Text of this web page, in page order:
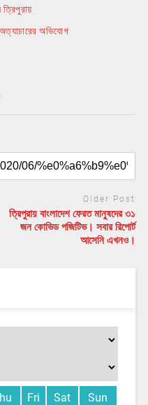
অভিযোগ
Older Post
ত্রিপুরায় বাংলাদেশ ফেরত মানুষদের ৩১
জন কোভিড পজিটিভ। সবার রিপোর্ট
আসেনি এখনও।
Fri Sat Sun